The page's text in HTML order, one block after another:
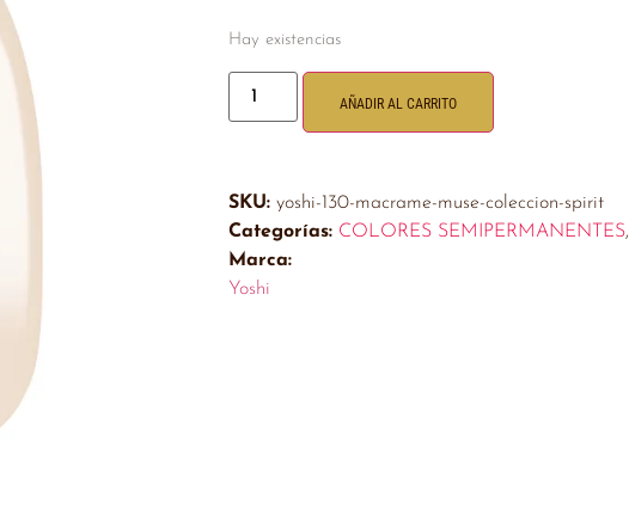
Hay existencias
AÑADIR AL CARRITO
SKU: yoshi-130-macrame-muse-coleccion-spirit
Categorías: COLORES SEMIPERMANENTES,
Marca:
Yoshi